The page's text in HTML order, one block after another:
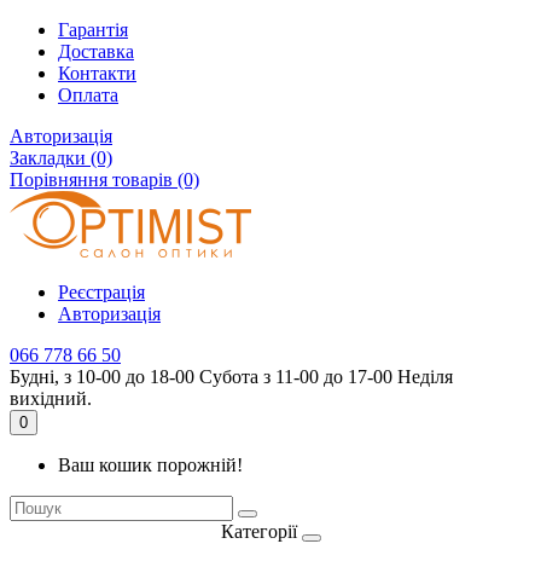
Гарантія
Доставка
Контакти
Оплата
Авторизація
Закладки (0)
Порівняння товарів (0)
Реєстрація
Авторизація
066 778 66 50
Будні, з 10-00 до 18-00 Субота з 11-00 до 17-00 Неділя
вихідний.
0
Ваш кошик порожній!
Категорії